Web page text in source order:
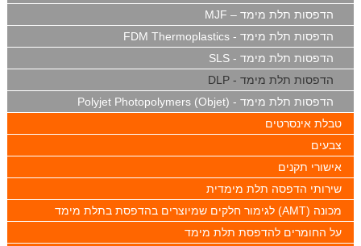
הדפסות תלת מימד – MJF
הדפסות תלת מימד - FDM Thermoplastics
הדפסות תלת מימד - SLS
הדפסות תלת מימד - DLP
הדפסות תלת מימד - (Polyjet Photopolymers (Objet
טבלת אינסרטים
צבעים
אישורי תקנים
שירותי הדפסה תלת מימדית
מכונה (AMT) לגימור חלקים שמיוצרים בהדפסת בתלת מימד
על החומרים להדפסת תלת מימד